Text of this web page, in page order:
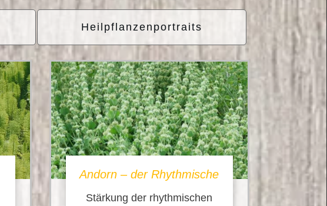
Heilpflanzenportraits
Andorn – der Rhythmische
Stärkung der rhythmischen